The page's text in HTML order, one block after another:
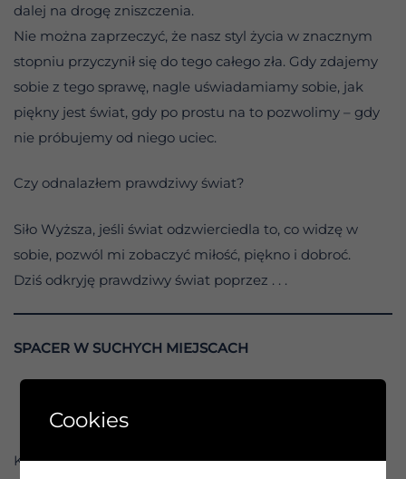
dalej na drogę zniszczenia.
Nie można zaprzeczyć, że nasz styl życia w znacznym
stopniu przyczynił się do tego całego zła. Gdy zdajemy
sobie z tego sprawę, nagle uświadamiamy sobie, jak
piękny jest świat, gdy po prostu na to pozwolimy – gdy
nie próbujemy od niego uciec.
Czy odnalazłem prawdziwy świat?
Siło Wyższa, jeśli świat odzwierciedla to, co widzę w
sobie, pozwól mi zobaczyć miłość, piękno i dobroć.
Dziś odkryję prawdziwy świat poprzez . . .
SPACER W SUCHYCH MIEJSCACH
Kontynuacja działania
Cookies